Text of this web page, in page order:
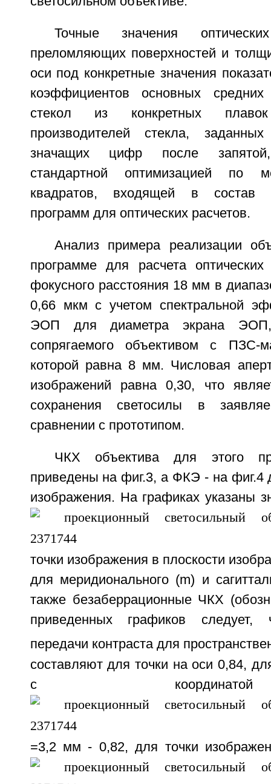
Точные значения
преломляющих поверхностей и
оси под конкретные значения
коэффициентов основных
стекол из конкретных
производителей стекла,
значащих цифр после запятой,
стандартной оптимизацией по
квадратов, входящей в состав
программ для оптических расчетов.
Анализ примера реализации
программе для расчета
фокусного расстояния 18 мм в
0,66 мкм с учетом спектральной
ЭОП для диаметра экрана
сопрягаемого объективом с ПЗС-
которой равна 8 мм. Числовая
изображений равна 0,30, что
сохранения светосилы в
сравнении с прототипом.
ЧКХ объектива для этого
приведены на фиг.3, а ФКЭ - на фиг.4
изображения. На графиках указаны
точки изображения в плоскости
для меридионального (m) и
также безаберрационные ЧКХ
приведенных графиков следует,
передачи контраста для
составляют для точки на оси 0,84,
с
=3,2 мм - 0,82, для точки